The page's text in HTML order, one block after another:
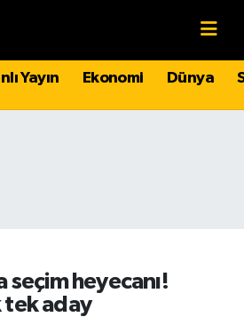
Yayın Ekonomi Dünya
seçim heyecanı!
tek aday
ve Fikstür